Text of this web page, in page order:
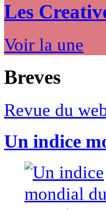
Les
Voir la une
Breves
Revue du
Un indice